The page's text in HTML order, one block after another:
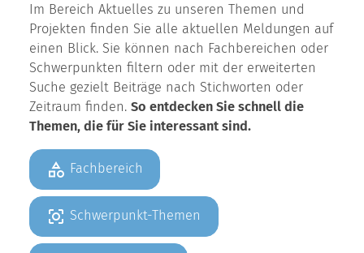
Im Bereich Aktuelles zu unseren Themen und
Projekten finden Sie alle aktuellen Meldungen auf
einen Blick. Sie können nach Fachbereichen oder
Schwerpunkten filtern oder mit der erweiterten
Suche gezielt Beiträge nach Stichworten oder
Zeitraum finden. So entdecken Sie schnell die
Themen, die für Sie interessant sind.
Fachbereich
Schwerpunkt-Themen